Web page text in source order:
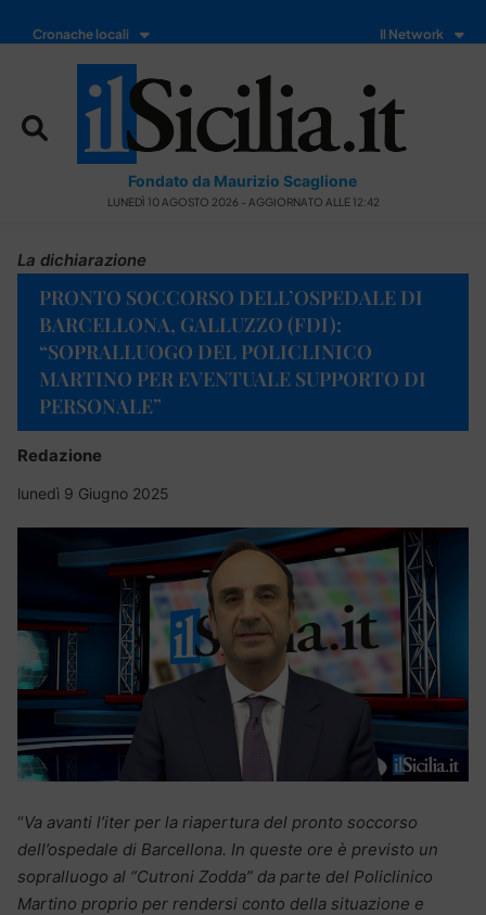
Cronache locali Il Network
Fondato da Maurizio Scaglione
LUNEDÌ 10 AGOSTO 2026 - AGGIORNATO ALLE 12:42
La dichiarazione
PRONTO SOCCORSO DELL’OSPEDALE DI
BARCELLONA, GALLUZZO (FDI):
“SOPRALLUOGO DEL POLICLINICO
MARTINO PER EVENTUALE SUPPORTO DI
PERSONALE”
Redazione
lunedì 9 Giugno 2025
“Va avanti l’iter per la riapertura del pronto soccorso
dell’ospedale di Barcellona. In queste ore è previsto un
sopralluogo al “Cutroni Zodda” da parte del Policlinico
Martino proprio per rendersi conto della situazione e